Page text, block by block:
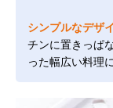
シンプルなデザ
チンに置きっぱ
った幅広い料理